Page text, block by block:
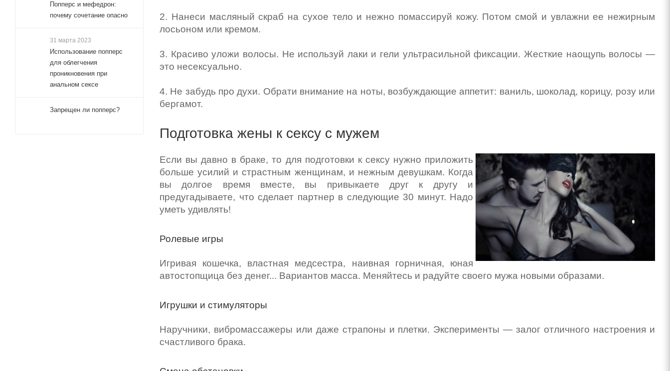
2. Нанеси масляный скраб на сухое тело и нежно помассируй кожу. Потом смой и увлажни ее нежирным
лосьоном или кремом.
3. Красиво уложи волосы. Не используй лаки и гели ультрасильной фиксации. Жесткие наощупь волосы —
это несексуально.
4. Не забудь про духи. Обрати внимание на ноты, возбуждающие аппетит: ваниль, шоколад, корицу, розу или
бергамот.
Подготовка жены к сексу с мужем
Если вы давно в браке, то для подготовки к сексу нужно приложить
больше усилий и страстным женщинам, и нежным девушкам. Когда
вы долгое время вместе, вы привыкаете друг к другу и
предугадываете, что сделает партнер в следующие 30 минут. Надо
уметь удивлять!
Ролевые игры
Игривая кошечка, властная медсестра, наивная горничная, юная
автостопщица без денег... Вариантов масса. Меняйтесь и радуйте своего мужа новыми образами.
Игрушки и стимуляторы
Наручники, вибромассажеры или даже страпоны и плетки. Эксперименты — залог отличного настроения и
счастливого брака.
Попперс и мефедрон:
почему сочетание опасно
31 марта 2023
Использование попперс
для облегчения
проникновения при
анальном сексе
Запрещен ли попперс?